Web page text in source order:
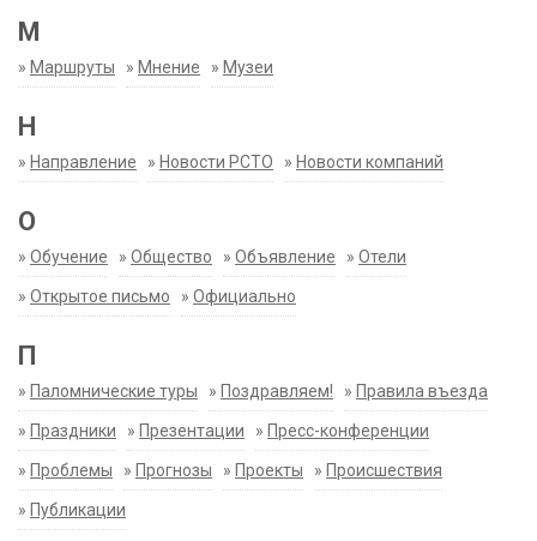
М
» Маршруты » Мнение » Музеи
Н
» Направление » Новости РСТО » Новости компаний
О
» Обучение » Общество » Объявление » Отели
» Открытое письмо » Официально
П
» Паломнические туры » Поздравляем! » Правила въезда
» Праздники » Презентации » Пресс-конференции
» Проблемы » Прогнозы » Проекты » Происшествия
» Публикации